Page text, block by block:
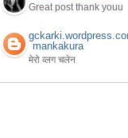
Great post thank youu
mankakura
मेरो व्लग चलेन